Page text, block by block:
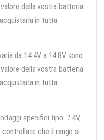
della vostra batteria
in tutta
da 14.4V a 14.8V sono
della vostra batteria
in tutta
specifici tipo: 7.4V,
controllate che il range si